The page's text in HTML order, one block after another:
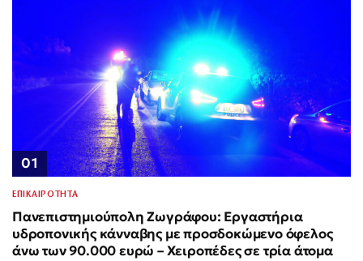
01
ΕΠΙΚΑΙΡΟΤΗΤΑ
Πανεπιστημιούπολη Ζωγράφου: Εργαστήρια
υδροπονικής κάνναβης με προσδοκώμενο όφελος
άνω των 90.000 ευρώ – Χειροπέδες σε τρία άτομα